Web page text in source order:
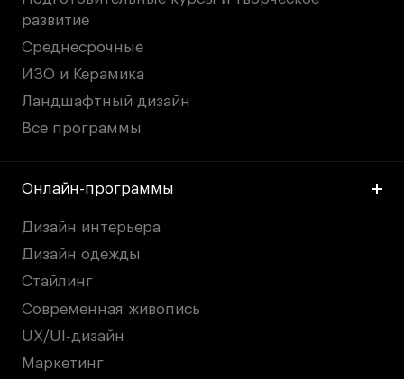
развитие
Среднесрочные
ИЗО и Керамика
Ландшафтный дизайн
Все программы
Онлайн-программы
Дизайн интерьера
Дизайн одежды
Стайлинг
Современная живопись
UX/UI-дизайн
Маркетинг